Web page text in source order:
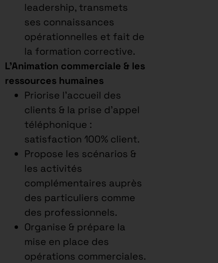
leadership, transmets
ses connaissances
opérationnelles et fait de
la formation corrective.
L’Animation commerciale & les
ressources humaines
Priorise l’accueil des
clients & la prise d’appel
téléphonique :
satisfaction 100% client.
Propose les scénarios &
les activités
complémentaires auprès
des particuliers comme
des professionnels.
Organise & prépare la
mise en place des
opérations commerciales.